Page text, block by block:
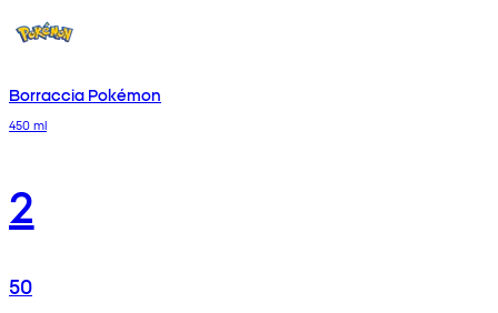
Borraccia Pokémon
450 ml
2
50